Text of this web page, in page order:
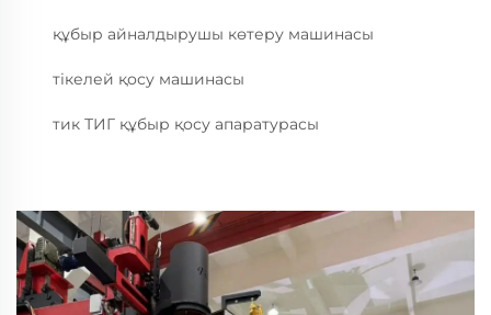
құбыр айналдырушы көтеру машинасы
тікелей қосу машинасы
тик ТИГ құбыр қосу апаратурасы